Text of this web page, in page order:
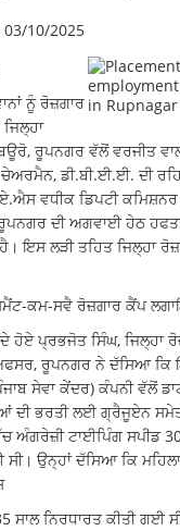
03/10/2025
ਨੂੰ ਰੋਜ਼ਗਾਰ
ਰੂਪਨਗਰ ਵੱਲੋਂ ਵਰਜੀਤ
ਡੀ.ਬੀ.ਈ.ਈ. ਦੀ
ਵਧੀਕ ਡਿਪਟੀ ਕਮਿਸ਼ਨਰ
ਦੀ ਅਗਵਾਈ ਹੇਠ
ਇਸ ਲੜੀ ਤਹਿਤ ਜਿਲ੍ਹਾ
ਕਮ-ਸਵੈ ਰੋਜ਼ਗਾਰ ਕੈਂਪ
ਹੋਏ ਪ੍ਰਭਜੋਤ ਸਿੰਘ, ਜਿਲ੍ਹਾ
ਰੂਪਨਗਰ ਨੇ ਦੱਸਿਆ ਕਿ
ਸੇਵਾ ਕੇਂਦਰ) ਕੰਪਨੀ ਵੱਲੋਂ
ਦੀ ਭਰਤੀ ਲਈ ਗ੍ਰੈਜੂਏਨ
ਅੰਗਰੇਜ਼ੀ ਟਾਈਪਿੰਗ ਸਪੀਡ
ਉਨ੍ਹਾਂ ਦੱਸਿਆ ਕਿ
ਸਾਲ ਨਿਰਧਾਰਤ ਕੀਤੀ ਗਈ